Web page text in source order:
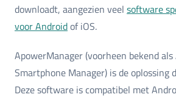
downloadt, aangezien veel software
voor Androidof iOS.
ApowerManager (voorheen bekend
Smartphone Manager) is de oplossing
Deze software is compatibel met